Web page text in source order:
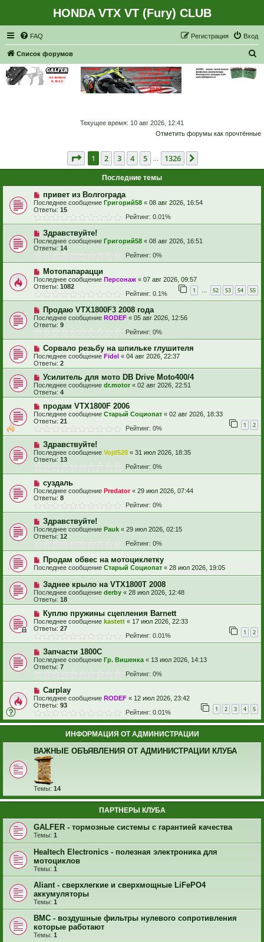
HONDA VTX VT (Fury) CLUB
FAQ Вход
Регистрация
Список форумов
Текущее время: 10 авг 2026, 12:41
Отметить форумы как прочтённые
Страница из 1326
1 2 3 4 5 1326
Последние темы
привет из Волгограда
Последнее сообщение Григорий58 « 08 авг 2026, 16:54
Ответы: 15
Рейтинг: 0.01%
Здравствуйте!
Последнее сообщение Григорий58 « 08 авг 2026, 16:51
Ответы: 14
Рейтинг: 0%
Мотопапарацци
Последнее сообщение Персонаж « 07 авг 2026, 09:57
Ответы: 1082 1 … 52 53 54 55
Рейтинг: 0.1%
Продаю VTX1800F3 2008 года
Последнее сообщение RODEF « 05 авг 2026, 12:56
Ответы: 9
Рейтинг: 0%
Сорвало резьбу на шпильке глушителя
Последнее сообщение Fidel « 04 авг 2026, 22:37
Ответы: 2
Усилитель для мото DB Drive Moto400/4
Последнее сообщение dr.motor « 02 авг 2026, 22:51
Ответы: 4
продам VTX1800F 2006
Последнее сообщение Старый Социопат « 02 авг 2026, 18:33
Ответы: 21 1 2
Рейтинг: 0%
Здравствуйте!
Последнее сообщение Vojd528 « 31 июл 2026, 18:35
Ответы: 13
Рейтинг: 0%
суздаль
Последнее сообщение Predator« 29 июл 2026, 07:44
Ответы: 8
Рейтинг: 0%
Здравствуйте!
Последнее сообщение Pauk « 29 июл 2026, 02:15
Ответы: 12
Рейтинг: 0%
Продам обвес на мотоциклетку
Последнее сообщение Старый Социопат « 28 июл 2026, 19:05
Заднее крыло на VTX1800T 2008
Последнее сообщение derby « 28 июл 2026, 12:48
Ответы: 18
Куплю пружины сцепления Barnett
Последнее сообщение kastett « 17 июл 2026, 22:33
Ответы: 27 1 2
Рейтинг: 0.01%
Запчасти 1800С
Последнее сообщение Гр. Вишенка « 13 июл 2026, 14:13
Ответы: 7
Рейтинг: 0%
Carplay
Последнее сообщение RODEF « 12 июл 2026, 23:42
Ответы: 93 1 2 3 4 5
Рейтинг: 0.01%
ИНФОРМАЦИЯ ОТ АДМИНИСТРАЦИИ
ВАЖНЫЕ ОБЪЯВЛЕНИЯ ОТ АДМИНИСТРАЦИИ КЛУБА
Темы: 14
ПАРТНЕРЫ КЛУБА
GALFER - тормозные системы с гарантией качества
Темы: 1
Healtech Electronics - полезная электроника для
мотоциклов
Темы: 1
Aliant - сверхлегкие и сверхмощные LiFePO4
аккумуляторы
Темы: 1
BMC - воздушные фильтры нулевого сопротивления
которые работают
Темы: 1